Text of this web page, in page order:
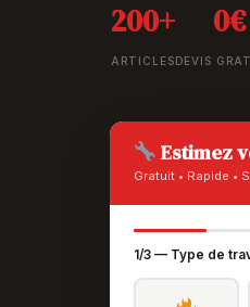
200+
ARTICLES
0€
DEVIS
Estimez
Gratuit • Rapide •
1/3 — Type de